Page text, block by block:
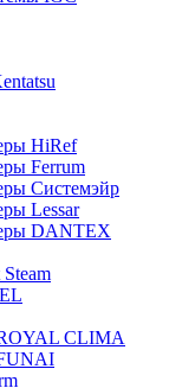
HiRef
Ferrum
Системэйр
Lessar
DANTEX
CLIMA